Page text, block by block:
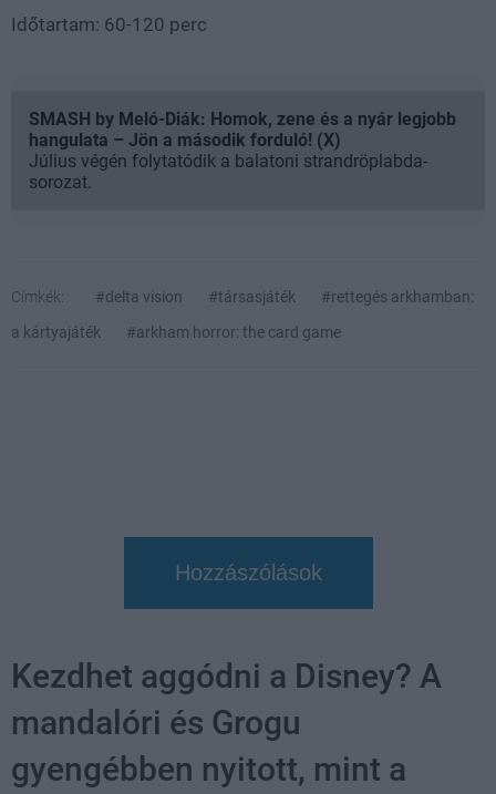
Időtartam: 60-120 perc
SMASH by Meló-Diák: Homok, zene és a nyár legjobb
hangulata – Jön a második forduló! (X)
Július végén folytatódik a balatoni strandröplabda-
sorozat.
Címkék: #delta vision #társasjáték
#rettegés arkhamban:
a kártyajáték
#arkham horror: the card game
Hozzászólások
Kezdhet aggódni a Disney? A
mandalóri és Grogu
gyengébben nyitott, mint a